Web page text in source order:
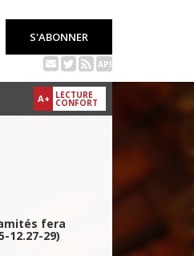
S'ABONNER
API
A+ LECTURE
CONFORT
fera
12.27-29)